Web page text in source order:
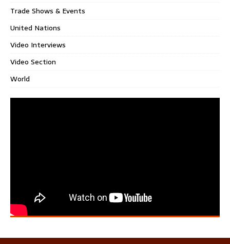
Trade Shows & Events
United Nations
Video Interviews
Video Section
World